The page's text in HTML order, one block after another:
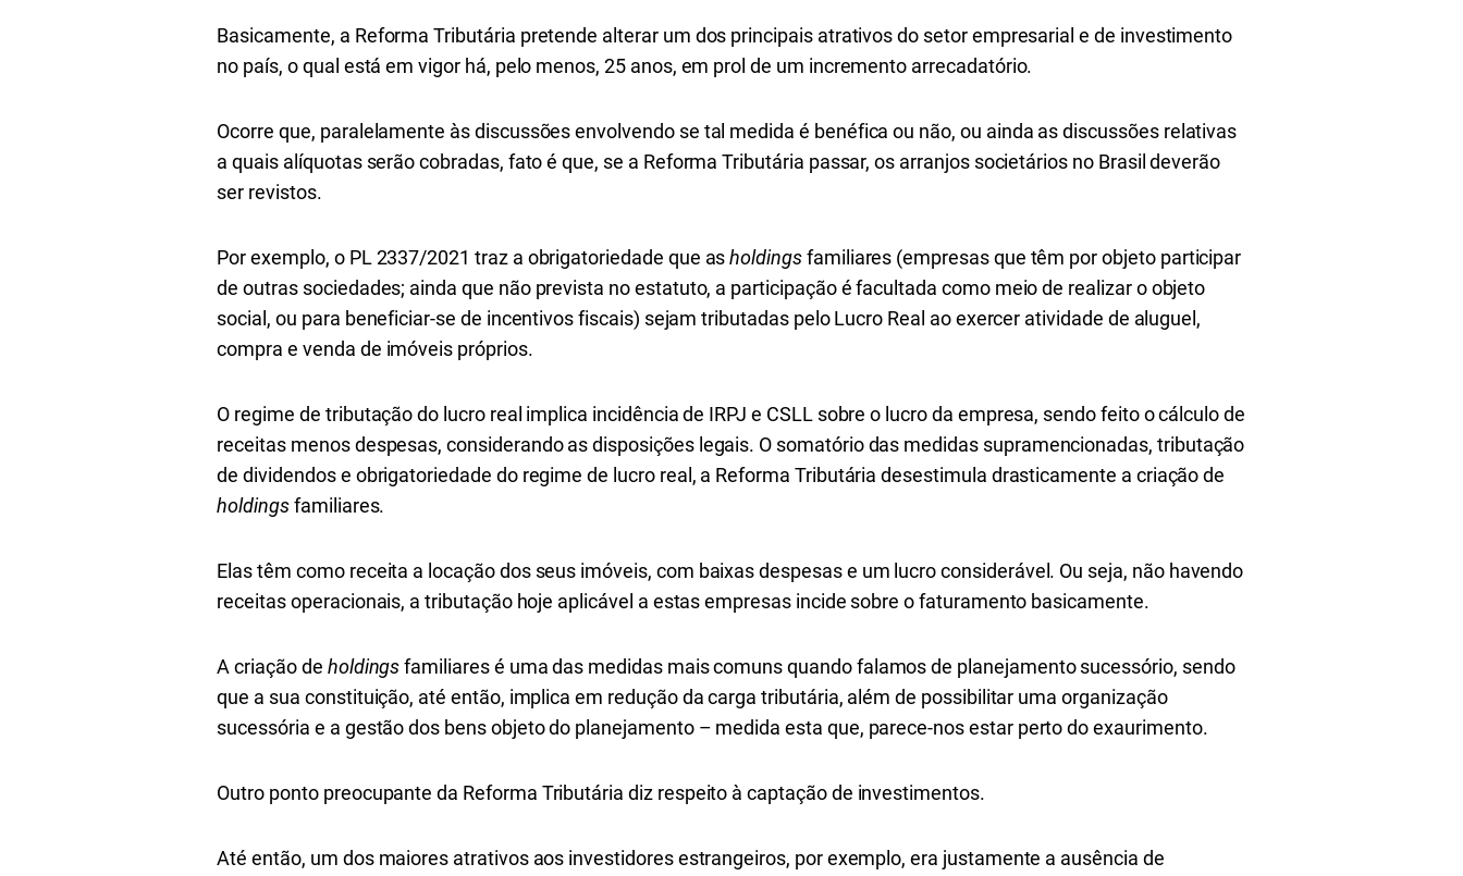
Basicamente, a Reforma Tributária pretende alterar um dos principais atrativos do setor empresarial e de investimento
no país, o qual está em vigor há, pelo menos, 25 anos, em prol de um incremento arrecadatório.
Ocorre que, paralelamente às discussões envolvendo se tal medida é benéfica ou não, ou ainda as discussões relativas
a quais alíquotas serão cobradas, fato é que, se a Reforma Tributária passar, os arranjos societários no Brasil deverão
ser revistos.
Por exemplo, o PL 2337/2021 traz a obrigatoriedade que asholdingsfamiliares (empresas que têm por objeto participar
de outras sociedades; ainda que não prevista no estatuto, a participação é facultada como meio de realizar o objeto
social, ou para beneficiar-se de incentivos fiscais) sejam tributadas pelo Lucro Real ao exercer atividade de aluguel,
compra e venda de imóveis próprios.
O regime de tributação do lucro real implica incidência de IRPJ e CSLL sobre o lucro da empresa, sendo feito o cálculo de
receitas menos despesas, considerando as disposições legais. O somatório das medidas supramencionadas, tributação
de dividendos e obrigatoriedade do regime de lucro real, a Reforma Tributária desestimula drasticamente a criação de
holdingsfamiliares.
Elas têm como receita a locação dos seus imóveis, com baixas despesas e um lucro considerável. Ou seja, não havendo
receitas operacionais, a tributação hoje aplicável a estas empresas incide sobre o faturamento basicamente.
A criação de holdingsfamiliares é uma das medidas mais comuns quando falamos de planejamento sucessório, sendo
que a sua constituição, até então, implica em redução da carga tributária, além de possibilitar uma organização
sucessória e a gestão dos bens objeto do planejamento – medida esta que, parece-nos estar perto do exaurimento.
Outro ponto preocupante da Reforma Tributária diz respeito à captação de investimentos.
Até então, um dos maiores atrativos aos investidores estrangeiros, por exemplo, era justamente a ausência de